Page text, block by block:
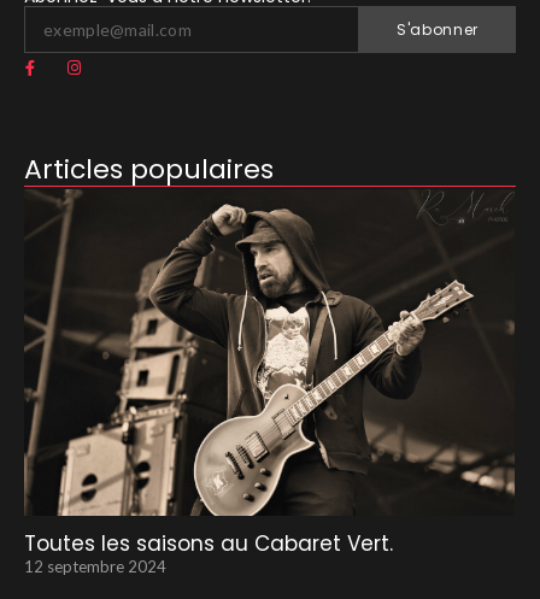
S'abonner
Articles populaires
Toutes les saisons au Cabaret Vert.
12 septembre 2024